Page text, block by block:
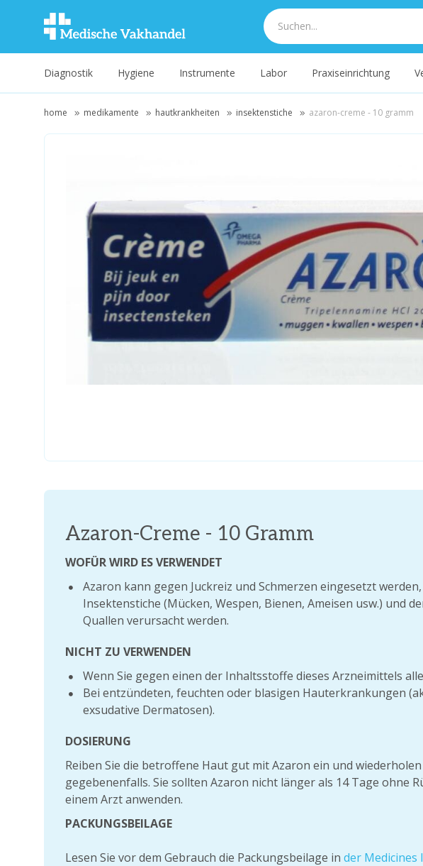
Diagnostik Hygiene Instrumente Labor Praxiseinrichtung
home medikamente hautkrankheiten insektenstiche azaron-creme - 10 gramm
Azaron-Creme - 10 Gramm
WOFÜR WIRD ES VERWENDET
Azaron kann gegen Juckreiz und Schmerzen eingesetzt
Insektenstiche (Mücken, Wespen, Bienen, Ameisen usw.) und
Quallen verursacht werden.
NICHT ZU VERWENDEN
Wenn Sie gegen einen der Inhaltsstoffe dieses Arzneimittels
Bei entzündeten, feuchten oder blasigen Hauterkrankungen
exsudative Dermatosen).
DOSIERUNG
Reiben Sie die betroffene Haut gut mit Azaron ein und wiederholen
gegebenenfalls. Sie sollten Azaron nicht länger als 14 Tage ohne
einem Arzt anwenden.
PACKUNGSBEILAGE
Lesen Sie vor dem Gebrauch die Packungsbeilage in der